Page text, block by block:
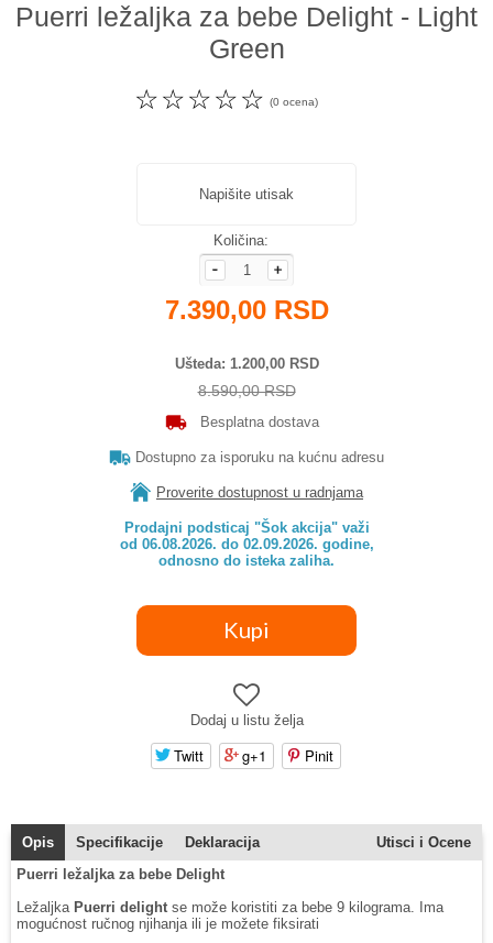
Puerri ležaljka za bebe Delight - Light
Green
☆
☆
☆
☆
☆ (0 ocena)
Napišite utisak
Količina:
7.390,00 RSD
Ušteda 1.200,00 RSD
8.590,00 RSD
Besplatna dostava
Dostupno za isporuku na kućnu adresu
Proverite dostupnost u radnjama
Prodajni podsticaj "Šok akcija" važi
od 06.08.2026. do 02.09.2026. godine,
odnosno do isteka zaliha.
Dodaj u listu želja
Twitt g+1 Pinit
Opis Specifikacije Deklaracija
Utisci i Ocene
Puerri ležaljka za bebe Delight
Ležaljka Puerri delightse može koristiti za bebe 9 kilograma. Ima
mogućnost ručnog njihanja ili je možete fiksirati